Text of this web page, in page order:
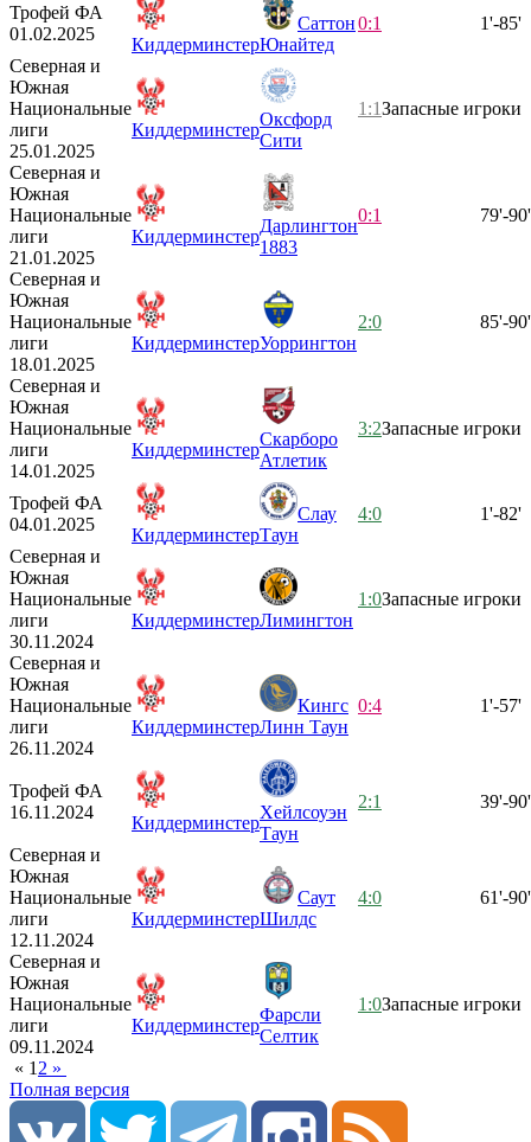
Трофей ФА
01.02.2025
Киддерминстер
Саттон
Юнайтед
0:1 1'-85'
Северная и
Южная
Национальные
лиги
25.01.2025
Киддерминстер
Оксфорд
Сити
1:1Запасные игроки
Северная и
Южная
Национальные
лиги
21.01.2025
Киддерминстер
Дарлингтон
1883
0:1 79'-90'
Северная и
Южная
Национальные
лиги
18.01.2025
КиддерминстерУоррингтон
2:0 85'-90'
Северная и
Южная
Национальные
лиги
14.01.2025
Киддерминстер
Скарборо
Атлетик
3:2Запасные игроки
Трофей ФА
04.01.2025
Киддерминстер
Слау
Таун
4:0 1'-82'
Северная и
Южная
Национальные
лиги
30.11.2024
КиддерминстерЛимингтон
1:0Запасные игроки
Северная и
Южная
Национальные
лиги
26.11.2024
Киддерминстер
Кингс
Линн Таун
0:4 1'-57'
Трофей ФА
16.11.2024
Киддерминстер
Хейлсоуэн
Таун
2:1 39'-90'
Северная и
Южная
Национальные
лиги
12.11.2024
Киддерминстер
Саут
Шилдс
4:0 61'-90'
Северная и
Южная
Национальные
лиги
09.11.2024
Киддерминстер
Фарсли
Селтик
1:0Запасные игроки
« 1 2 »
Полная версия